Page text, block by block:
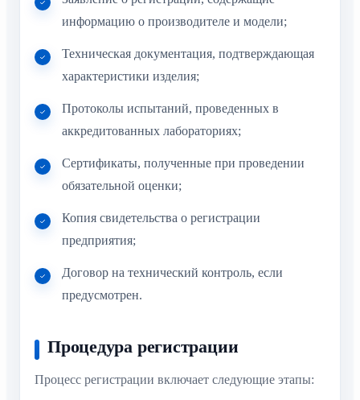
информацию о производителе и модели;
Техническая документация, подтверждающая
характеристики изделия;
Протоколы испытаний, проведенных в
аккредитованных лабораториях;
Сертификаты, полученные при проведении
обязательной оценки;
Копия свидетельства о регистрации
предприятия;
Договор на технический контроль, если
предусмотрен.
Процедура регистрации
Процесс регистрации включает следующие этапы: